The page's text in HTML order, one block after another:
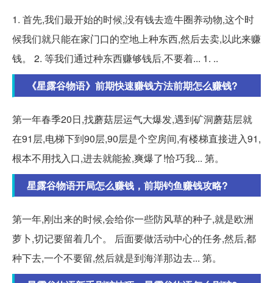
1. 首先,我们最开始的时候,没有钱去造牛圈养动物,这个时
候我们就只能在家门口的空地上种东西,然后去卖,以此来赚
钱。 2. 等我们通过种东西赚够钱后,不要着... 1. ..
《星露谷物语》前期快速赚钱方法前期怎么赚钱?
第一年春季20日,找蘑菇层运气大爆发,遇到矿洞蘑菇层就
在91层,电梯下到90层,90层是个空房间,有楼梯直接进入91,
根本不用找入口,进去就能捡,爽爆了!恰巧我... 第。
星露谷物语开局怎么赚钱，前期钓鱼赚钱攻略?
第一年,刚出来的时候,会给你一些防风草的种子,就是欧洲
萝卜,切记要留着几个。 后面要做活动中心的任务,然后,都
种下去,一个不要留,然后就是到海洋那边去... 第。